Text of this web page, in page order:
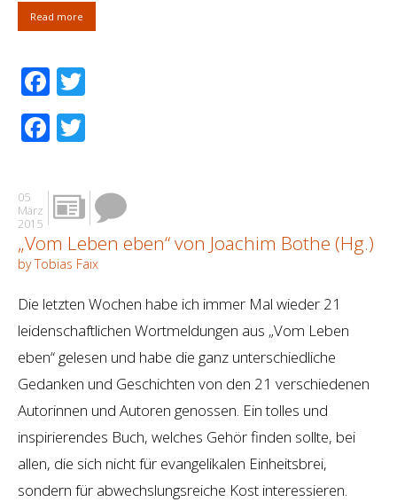
Read more
Facebook
Facebook
05
März
2015
„Vom Leben eben“ von Joachim Bothe (Hg.)
by Tobias Faix
Die letzten Wochen habe ich immer Mal wieder 21
leidenschaftlichen Wortmeldungen aus „Vom Leben
eben“ gelesen und habe die ganz unterschiedliche
Gedanken und Geschichten von den 21 verschiedenen
Autorinnen und Autoren genossen. Ein tolles und
inspirierendes Buch, welches Gehör finden sollte, bei
allen, die sich nicht für evangelikalen Einheitsbrei,
sondern für abwechslungsreiche Kost interessieren.